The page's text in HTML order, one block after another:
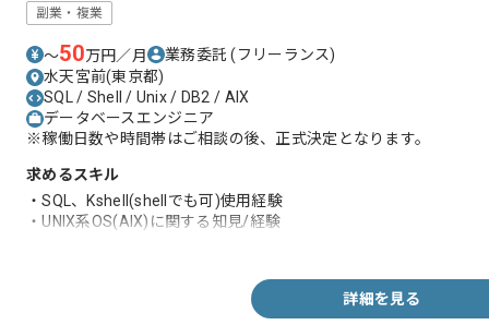
副業・複業
〜50万円／月 業務委託(フリーランス)
水天宮前(東京都)
SQL / Shell / Unix / DB2 / AIX
データベースエンジニア
※稼働日数や時間帯はご相談の後、正式決定となります。
求めるスキル
・SQL、Kshell(shellでも可)使用経験
・UNIX系OS(AIX)に関する知見/経験
詳細を見る